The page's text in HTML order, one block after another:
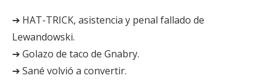
➔ HAT-TRICK, asistencia y penal fallado de
Lewandowski.
➔ Golazo de taco de Gnabry.
➔ Sané volvió a convertir.